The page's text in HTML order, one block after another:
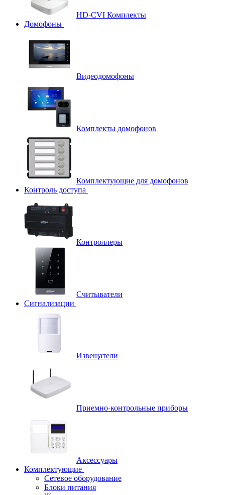
HD-CVI Комплекты
Домофоны
Видеодомофоны
Комплекты домофонов
Комплектующие для домофонов
Контроль доступа
Контроллеры
Считыватели
Сигнализации
Извещатели
Приемно-контрольные приборы
Аксессуары
Комплектующие
Сетевое оборудование
Блоки питания